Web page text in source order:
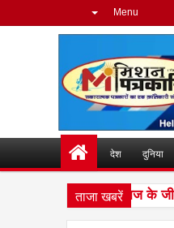
Menu
देश दुनिया
ताजा खबरें
अवधेशानंद जी महाराज के जीवन